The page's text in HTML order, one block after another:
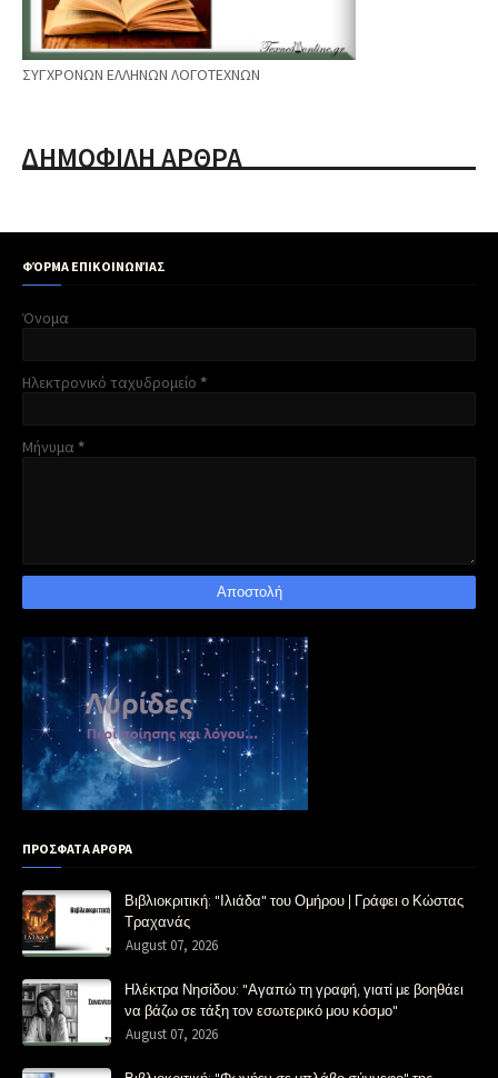
ΣΥΓΧΡΟΝΩΝ ΕΛΛΗΝΩΝ ΛΟΓΟΤΕΧΝΩΝ
ΔΗΜΟΦΙΛΗ ΑΡΘΡΑ
ΦΌΡΜΑ ΕΠΙΚΟΙΝΩΝΊΑΣ
Όνομα
Ηλεκτρονικό ταχυδρομείο *
Μήνυμα *
ΠΡΟΣΦΑΤΑ ΑΡΘΡΑ
Βιβλιοκριτική: "Ιλιάδα" του Ομήρου | Γράφει ο Κώστας
Τραχανάς
August 07, 2026
Ηλέκτρα Νησίδου: "Αγαπώ τη γραφή, γιατί με βοηθάει
να βάζω σε τάξη τον εσωτερικό μου κόσμο"
August 07, 2026